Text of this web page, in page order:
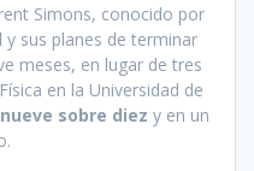
Simons, conocido por
y sus planes de terminar
meses, en lugar de tres
en la Universidad de
sobre diez y en un